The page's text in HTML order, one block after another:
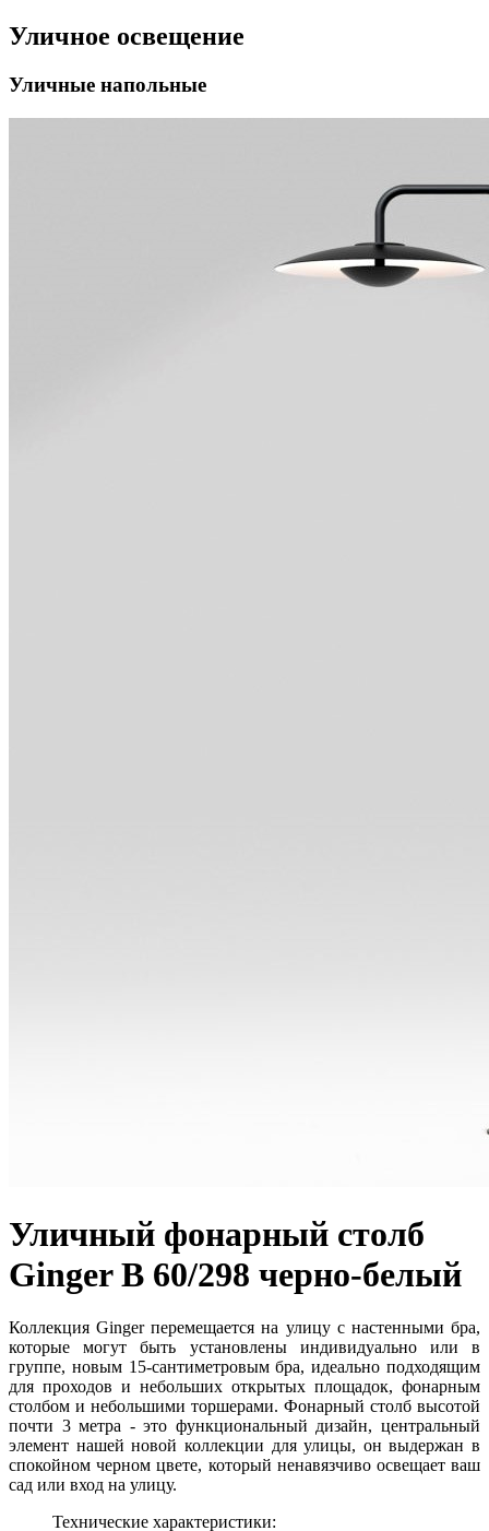
Уличное освещение
Уличные напольные
Уличный фонарный столб
Ginger B 60/298 черно-белый
Коллекция Ginger перемещается на улицу с настенными бра,
которые могут быть установлены индивидуально или в
группе, новым 15-сантиметровым бра, идеально подходящим
для проходов и небольших открытых площадок, фонарным
столбом и небольшими торшерами. Фонарный столб высотой
почти 3 метра - это функциональный дизайн, центральный
элемент нашей новой коллекции для улицы, он выдержан в
спокойном черном цвете, который ненавязчиво освещает ваш
сад или вход на улицу.
Технические характеристики: